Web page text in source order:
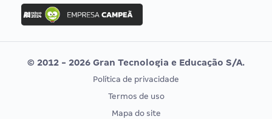
Concurso Ibama
Concurso MPU
Editais publicados
Vunesp
CONCURSOS POR PROFISSÃO
EXAME DE ORDEM
© 2012 - 2026 Gran Tecnologia e Educação S/A.
Política de privacidade
Termos de uso
Mapa do site